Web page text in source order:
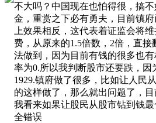
不大吗？中国现在也怕得很，搞
金，重赏之下必有勇夫，目前镇
上效果相反，这代表着证监会将
费，从原来的1.5倍数，2倍，直
法做到，因为目前有钱的很多也
率为0.所以我判断股市还要跌，
1929.镇府做了很多，比如让人民
的这样做了，那么就出问题了，
我看来如果让股民从股市钻到钱
全错误